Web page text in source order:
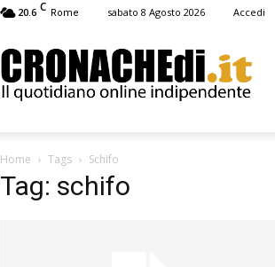
20.6 C Rome sabato 8 Agosto 2026 Accedi
Home Tags Schifo
Tag: schifo